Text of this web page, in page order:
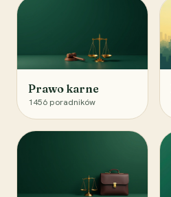
Prawo karne
1456 poradników